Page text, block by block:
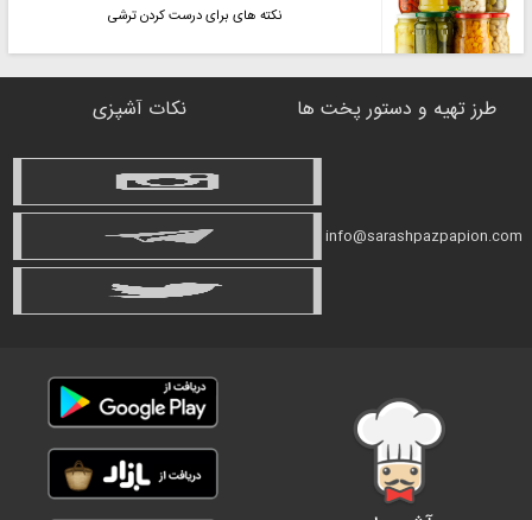
نکته های برای درست کردن ترشی
طرز تهیه و دستور پخت ها نکات آشپزی
info@sarashpazpapion.com